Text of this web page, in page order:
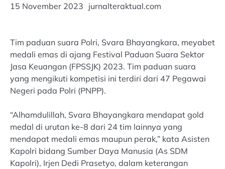
15 November 2023 jurnalteraktual.com
Tim paduan suara Polri, Svara Bhayangkara, meyabet
medali emas di ajang Festival Paduan Suara Sektor
Jasa Keuangan (FPSSJK) 2023. Tim paduan suara
yang mengikuti kompetisi ini terdiri dari 47 Pegawai
Negeri pada Polri (PNPP).
“Alhamdulillah, Svara Bhayangkara mendapat gold
medal di urutan ke-8 dari 24 tim lainnya yang
mendapat medali emas maupun perak,” kata Asisten
Kapolri bidang Sumber Daya Manusia (As SDM
Kapolri), Irjen Dedi Prasetyo, dalam keterangan